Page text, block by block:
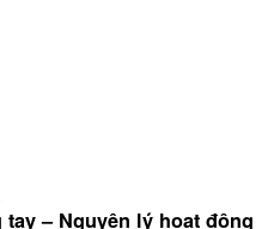
– Nguyên lý hoạt động